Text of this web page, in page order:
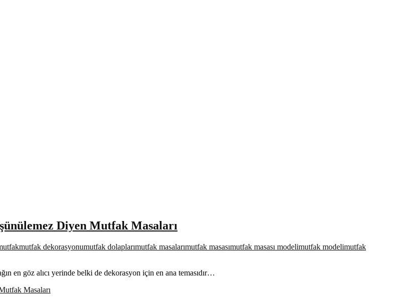
Diyen Mutfak Masaları
mutfak dekorasyonumutfak dolaplarımutfak masalarımutfak masasımutfak masası modelimutfak modelimutfak
en göz alıcı yerinde belki de dekorasyon için en ana temasıdır…
Masaları